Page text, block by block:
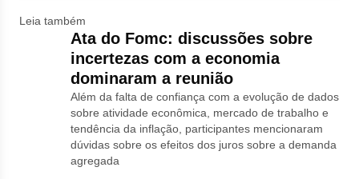
Leia também
Ata do Fomc: discussões sobre
incertezas com a economia
dominaram a reunião
Além da falta de confiança com a evolução de dados
sobre atividade econômica, mercado de trabalho e
tendência da inflação, participantes mencionaram
dúvidas sobre os efeitos dos juros sobre a demanda
agregada